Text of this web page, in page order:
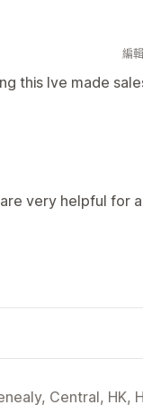
編
this Ive made
very helpful for
Central, HK,